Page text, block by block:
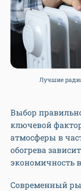
Лучшие
Выбор
ключевой
атмосферы в
обогрева
экономичность
Современный